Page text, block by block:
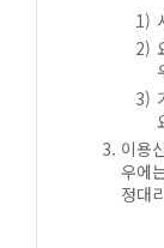
이용
우에
정대